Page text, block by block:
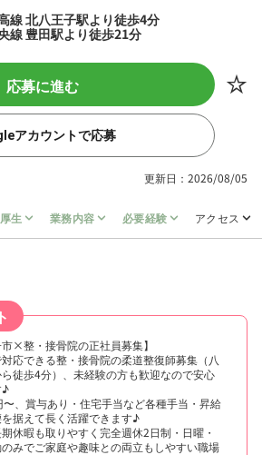
線 北八王子駅より徒歩4分
線 豊田駅より徒歩21分
応募に進む
アカウントで応募
更新日：2026/08/05
生 業務内容 必要経験 アクセス
市×整・接骨院の正社員募集】
応できる整・接骨院の柔道整復師募集（八
徒歩4分）、未経験の方も歓迎なので安心
♪
〜、賞与あり・住宅手当など各種手当・昇給
据えて長く活躍できます♪
休暇も取りやすく完全週休2日制・日曜・
みでご家庭や趣味との両立もしやすい職場